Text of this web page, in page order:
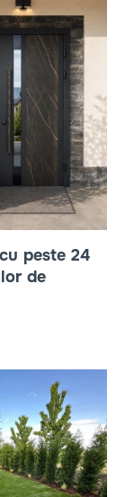
peste 24
de